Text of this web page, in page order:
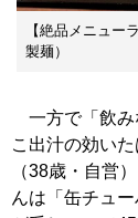
【絶品メニュー
製麺）
一方で「飲み
こ出汁の効い
（38歳・自営
んは「缶チュ